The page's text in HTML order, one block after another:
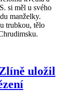
si měl u svého
manželky.
trubkou, tělo
uložil